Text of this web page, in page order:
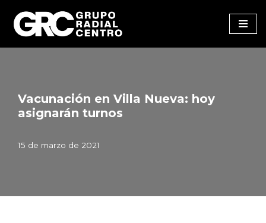
Saltar
al
Vacunación en Villa Nueva: hoy
asignarán turnos
15 de marzo de 2021